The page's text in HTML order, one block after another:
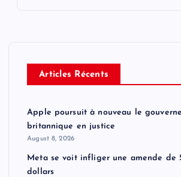
Articles Récents
Apple poursuit à nouveau le
britannique en justice
August 8, 2026
Meta se voit infliger une amende de
dollars